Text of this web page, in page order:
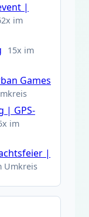
|
im
15x im
Games
| GPS-
im
|
Umkreis